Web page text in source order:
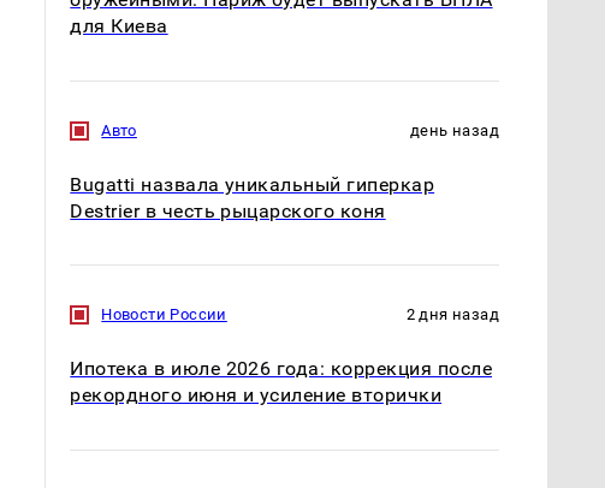
для Киева
Авто день назад
Bugatti назвала уникальный гиперкар
Destrier в честь рыцарского коня
Новости России 2 дня назад
Ипотека в июле 2026 года: коррекция после
рекордного июня и усиление вторички